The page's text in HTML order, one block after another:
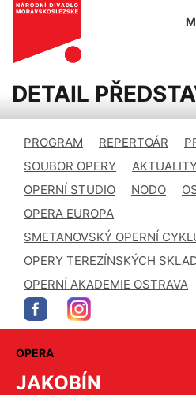
DETAIL
PROGRAM REPERTOÁR
SOUBOR OPERY
OPERNÍ STUDIO
NODO
OPERA EUROPA
SMETANOVSKÝ OPERNÍ
OPERY TEREZÍNSKÝCH
OPERNÍ AKADEMIE OSTRAVA
OPERA
JAKOBÍN